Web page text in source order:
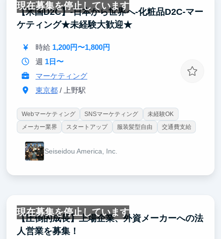
現在募集を停止しています
【米国D2C】-日本から世界へ-化粧品D2C-マー
ケティング★未経験大歓迎★
時給 1,200円〜1,800円
週 1日〜
マーケティング
東京都/ 上野駅
Webマーケティング SNSマーケティング
未経験OK
メーカー業界
スタートアップ 服装髪型自由 交通費支給
Seiseidou America, Inc.
現在募集を停止しています
【圧倒的成長】上場企業、外資メーカーへの法
人営業を募集！